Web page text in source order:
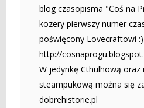
blog czasopisma "Coś na
kozery pierwszy numer
poświęcony Lovecraftowi :)
http://
W jedynkę Cthulhową
steampukową można się
dobrehistorie.pl